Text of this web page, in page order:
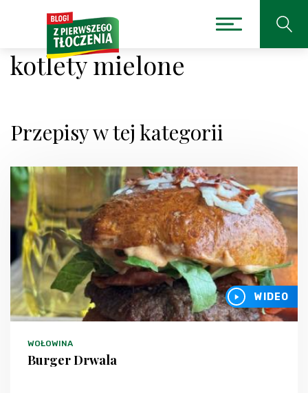
kotlety mielone
Przepisy w tej kategorii
WIDEO
WOŁOWINA
Burger Drwala